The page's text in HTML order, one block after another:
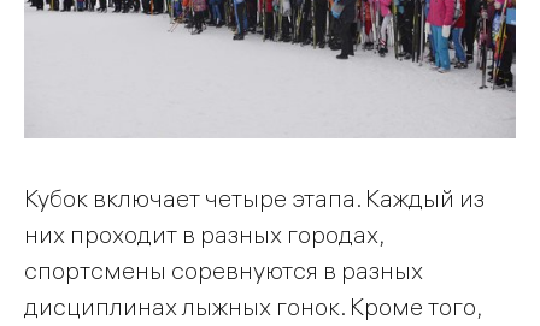
Кубок включает четыре этапа. Каждый из
них проходит в разных городах,
спортсмены соревнуются в разных
дисциплинах лыжных гонок. Кроме того,